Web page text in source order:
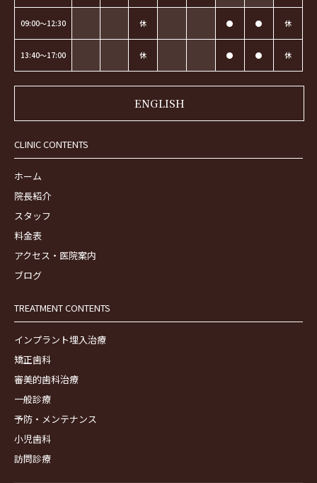
09:00～12:30 休 ● ● 休
13:40～17:00 休 ● ● 休
ENGLISH
CLINIC CONTENTS
ホーム
院長紹介
スタッフ
料金表
アクセス・医院案内
ブログ
TREATMENT CONTENTS
インプラント埋入治療
矯正歯科
審美的歯科治療
一般診療
予防・メンテナンス
小児歯科
訪問診療